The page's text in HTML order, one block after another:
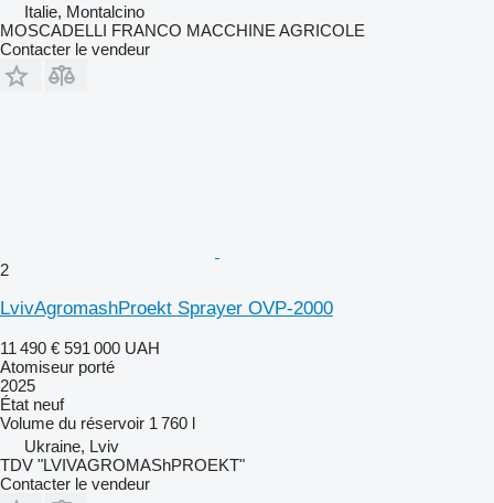
Italie, Montalcino
MOSCADELLI FRANCO MACCHINE AGRICOLE
Contacter le vendeur
2
LvivAgromashProekt Sprayer OVP-2000
11 490 € 591 000 UAH
Atomiseur porté
2025
État neuf
Volume du réservoir 1 760 l
Ukraine, Lviv
TDV "LVIVAGROMAShPROEKT"
Contacter le vendeur